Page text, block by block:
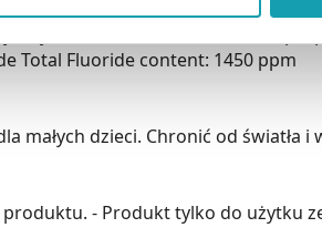
Strony. Będzie się to jednak
Aroma,
Total Fluoride content: 1450 ppm
małych dzieci. Chronić od światła i
- Produkt tylko do użytku